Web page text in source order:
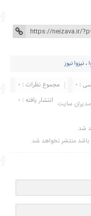
، نیزوا نیوز
مجموع نظرات : 0
: 0
انتشار یافته : ۰ سایت
شد.
باشد منتشر نخواهد شد.